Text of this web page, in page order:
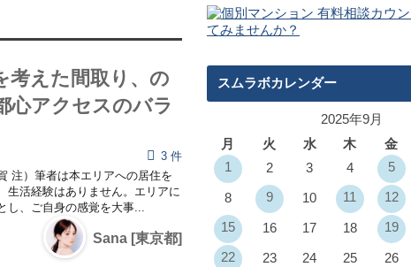
考えた間取り、の
心アクセスのバラ
3 件
注）筆者は本エリアへの居住を
生活経験はありません。エリアに
し、ご自身の感覚を大事...
Sana [東京都]
スムラボカレンダー
2025年9月
月
火 水 木 金
1
2 3 4 5
8 9 10 11 12
15 16 17 18 19
22 23 24 25 26